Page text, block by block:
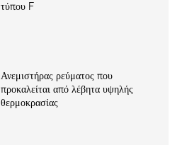
τύπου F
Ανεμιστήρας ρεύματος που
προκαλείται από λέβητα υψηλής
θερμοκρασίας